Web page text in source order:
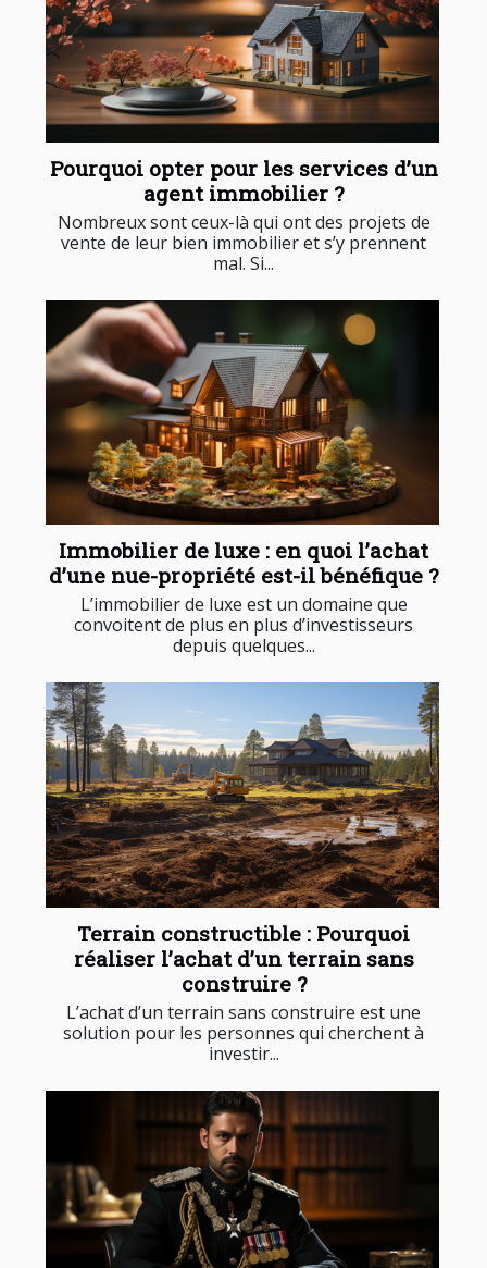
Pourquoi opter pour les services d’un
agent immobilier ?
Nombreux sont ceux-là qui ont des projets de
vente de leur bien immobilier et s’y prennent
mal. Si...
Immobilier de luxe : en quoi l’achat
d’une nue-propriété est-il bénéfique ?
L’immobilier de luxe est un domaine que
convoitent de plus en plus d’investisseurs
depuis quelques...
Terrain constructible : Pourquoi
réaliser l’achat d’un terrain sans
construire ?
L’achat d’un terrain sans construire est une
solution pour les personnes qui cherchent à
investir...